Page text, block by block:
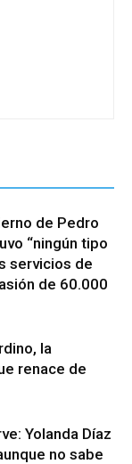
de Pedro
“ningún tipo
servicios de
de 60.000
la
renace de
Yolanda Díaz
no sabe